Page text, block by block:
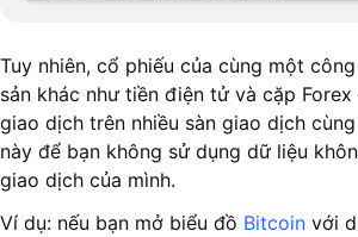
Tuy nhiên, cổ phiếu của cùng một
sản khác như tiền điện tử và cặp
giao dịch trên nhiều sàn giao dịch
này để bạn không sử dụng dữ liệu
giao dịch của mình.
Ví dụ: nếu bạn mở biểu đồ Bitcoin với